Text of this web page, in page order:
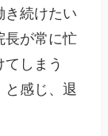
き続けたい
長が常に忙
しまう
と感じ、退